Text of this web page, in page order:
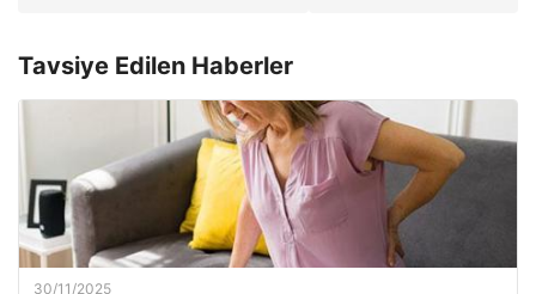
Tavsiye Edilen Haberler
30/11/2025